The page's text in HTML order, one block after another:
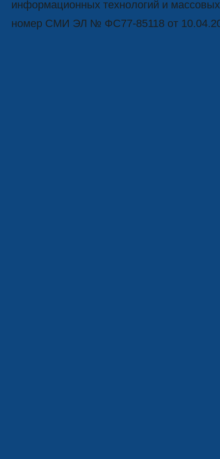
информационных технологий и
номер СМИ ЭЛ № ФС77-85118 от